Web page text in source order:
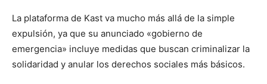
​La plataforma de Kast va mucho más allá de la simple
expulsión, ya que su anunciado «gobierno de
emergencia» incluye medidas que buscan criminalizar la
solidaridad y anular los derechos sociales más básicos.